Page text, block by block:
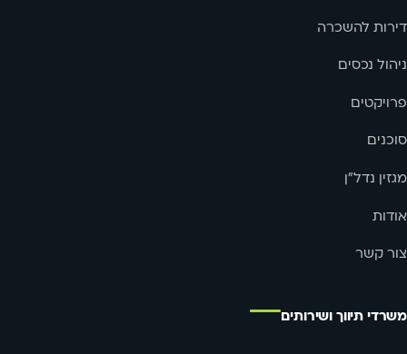
דירות להשכרה
ניהול נכסים
פרויקטים
סוכנים
מגזין נדל"ן
אודות
צור קשר
משרדי תיווך ושירותים